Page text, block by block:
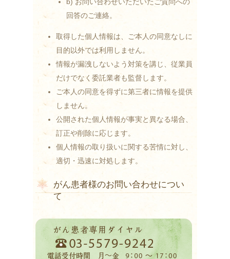
b) お問い合わせいただいたご質問への
回答のご連絡。
取得した個人情報は、ご本人の同意なしに
目的以外では利用しません。
情報が漏洩しないよう対策を講じ、従業員
だけでなく委託業者も監督します。
ご本人の同意を得ずに第三者に情報を提供
しません。
公開された個人情報が事実と異なる場合、
訂正や削除に応じます。
個人情報の取り扱いに関する苦情に対し、
適切・迅速に対処します。
がん患者様のお問い合わせについ
て